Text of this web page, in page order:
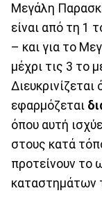
Μεγάλη
είναι από τη 1
– και για το
μέχρι τις 3 το
εφαρμόζεται
όπου αυτή
στους κατά
προτείνουν το
καταστημάτων